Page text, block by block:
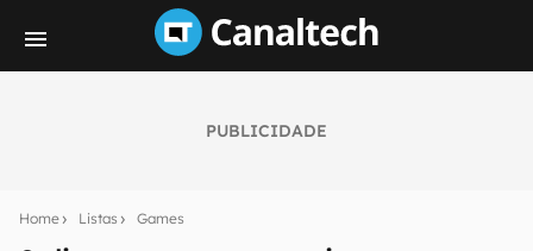
PUBLICIDADE
Home Listas Games
notícias e reviews sobre tecnologia em primeira